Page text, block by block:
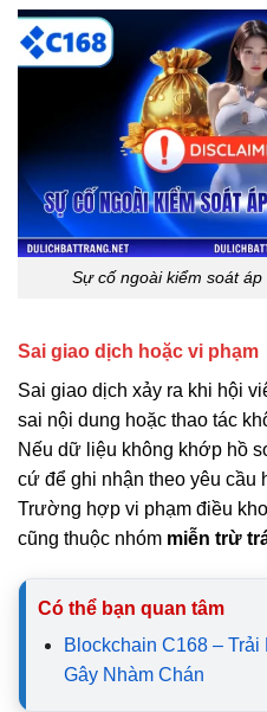
Sự cố ngoài kiểm soát
Sai giao dịch hoặc vi phạm
Sai giao dịch xảy ra khi hội
sai nội dung hoặc thao tác
Nếu dữ liệu không khớp hồ
cứ để ghi nhận theo yêu cầu
Trường hợp vi phạm điều
cũng thuộc nhóm miễn trừ
Có thể bạn quan tâm
Blockchain C168 –
Gây Nhàm Chán